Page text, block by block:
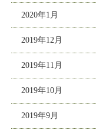
2020年1月
2019年12月
2019年11月
2019年10月
2019年9月